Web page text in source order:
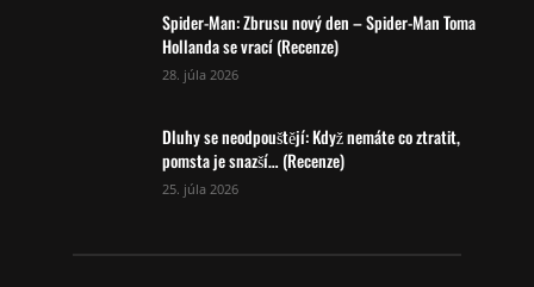
Spider-Man: Zbrusu nový den – Spider-Man Toma
Hollanda se vrací (Recenze)
28. júla 2026
Dluhy se neodpouštějí: Když nemáte co ztratit,
pomsta je snazší… (Recenze)
25. júla 2026